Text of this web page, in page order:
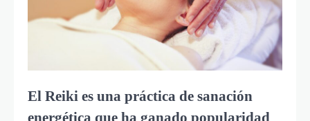
El Reiki es una práctica de sanación
energética que ha ganado popularidad